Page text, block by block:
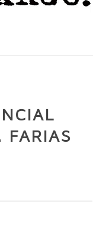
FARIAS